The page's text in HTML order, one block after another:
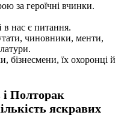
за героїчні вчинки.
в нас є питання.
чиновники, менти,
бізнесмени, їх охоронці й
і Полторак
яскравих